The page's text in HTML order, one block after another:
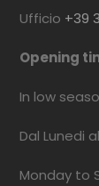
Ufficio +39
Opening
In low
Dal Lunedi
Monday to